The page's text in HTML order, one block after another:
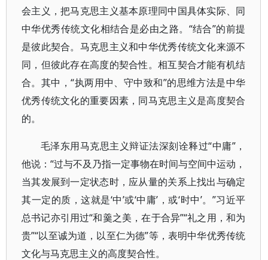
会主义，把马克思主义基本原理同中国具体实际、同
中华优秀传统文化相结合是必由之路。“结合”的前提
是彼此契合。马克思主义和中华优秀传统文化来源不
同，但彼此存在高度的契合性。相互契合才能有机结
合。其中，“执两用中、守中致和”的思维方法是中华
优秀传统文化的重要因素，同马克思主义是高度契合
的。
毛泽东用马克思主义辩证法深刻诠释过“中庸”，
他说：“过与不及乃指一定事物在时间与空间中运动，
当其发展到一定状态时，应从量的关系上找出与确定
其一定的质，这就是‘中’或‘中庸’，或‘时中’。”习近平
总书记亦引用过“和羹之美，在于合异”“礼之用，和为
贵”“以至诚为道，以至仁为德”等，表明中华优秀传统
文化与马克思主义的高度契合性。